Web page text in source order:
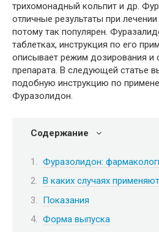
трихомонадный кольпит и др.
отличные результаты при
потому так популярен.
таблетках, инструкция по его
описывает режим дозирования и
препарата. В следующей статье
подобную инструкцию по
Фуразолидон.
Содержание
Фуразолидон:
В каких случаях
Показания
Форма выпуска